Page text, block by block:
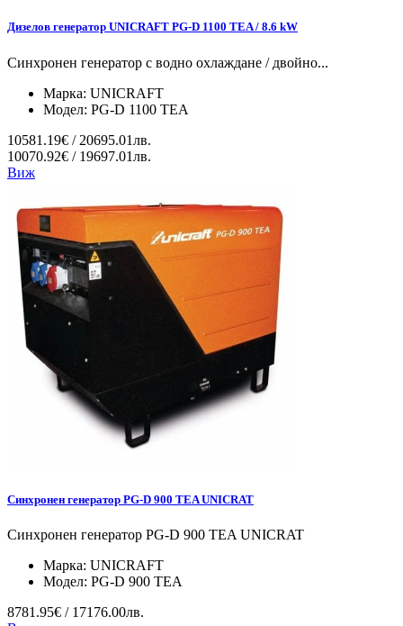
Дизелов генератор UNICRAFT PG-D 1100 TEA / 8.6 kW
Синхронен генератор с водно охлаждане / двойно...
Марка: UNICRAFT
Модел: PG-D 1100 TEA
10581.19€ / 20695.01лв.
10070.92€ / 19697.01лв.
Виж
Синхронен генератор PG-D 900 TEA UNICRAT
Синхронен генератор PG-D 900 TEA UNICRAT
Марка: UNICRAFT
Модел: PG-D 900 TEA
8781.95€ / 17176.00лв.